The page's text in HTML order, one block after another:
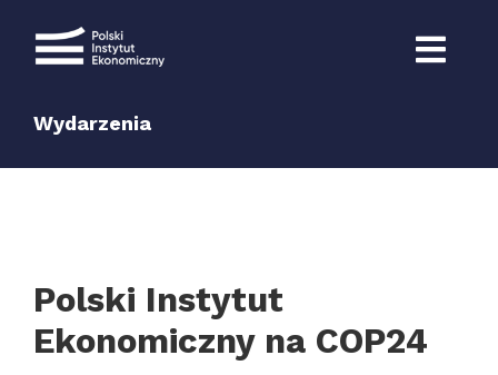
Wydarzenia
Polski Instytut
Ekonomiczny na COP24